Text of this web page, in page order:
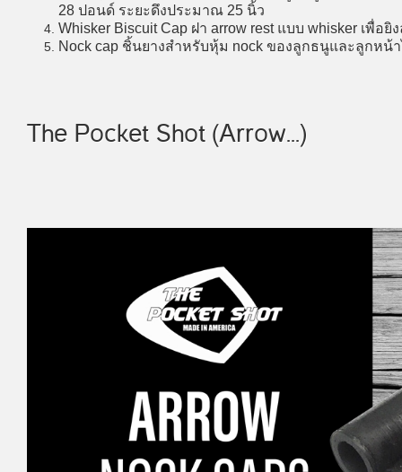
28 ปอนด์ ระยะดึงประมาณ 25 นิ้ว
Whisker Biscuit Cap ฝา arrow rest แบบ whisker เพื่
Nock cap ชิ้นยางสำหรับหุ้ม nock ของลูกธนูและลูกหน้
The Pocket Shot (Arrow...)